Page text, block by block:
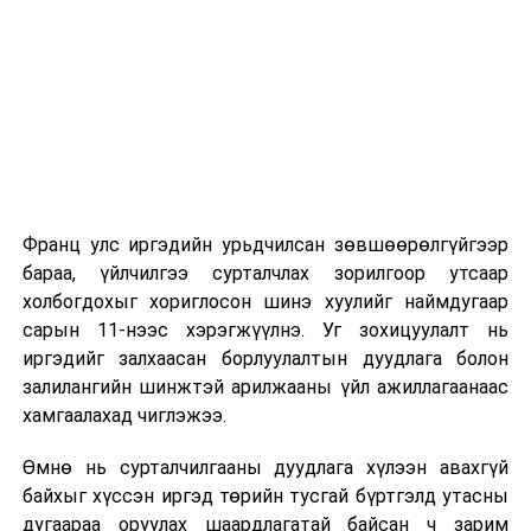
2026 оны 9 дүгээр сарын 13-наас оюутнуудыг
дотуур байранд оруулж эхэлнэ.
Сургууль, цэцэрлэгийн үйл ажиллагааны
зохицуулалт
2026 оны 8 дугаар сарын 17–28-ны өдрүүдэд
байранд элсэлт, бүртгэл болон бусад аливаа
арга хэмжээ зохион байгуулахгүй болно.
Франц улс иргэдийн урьдчилсан зөвшөөрөлгүйгээр
бараа, үйлчилгээ сурталчлах зорилгоор утсаар
холбогдохыг хориглосон шинэ хуулийг наймдугаар
сарын 11-нээс хэрэгжүүлнэ. Уг зохицуулалт нь
иргэдийг залхаасан борлуулалтын дуудлага болон
залилангийн шинжтэй арилжааны үйл ажиллагаанаас
хамгаалахад чиглэжээ.
Өмнө нь сурталчилгааны дуудлага хүлээн авахгүй
байхыг хүссэн иргэд төрийн тусгай бүртгэлд утасны
дугаараа оруулах шаардлагатай байсан ч зарим